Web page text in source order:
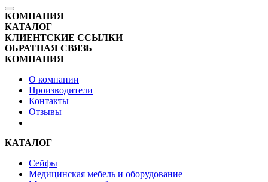
КОМПАНИЯ
КАТАЛОГ
КЛИЕНТСКИЕ ССЫЛКИ
ОБРАТНАЯ СВЯЗЬ
КОМПАНИЯ
О компании
Производители
Контакты
Отзывы
КАТАЛОГ
Сейфы
Медицинская мебель и оборудование